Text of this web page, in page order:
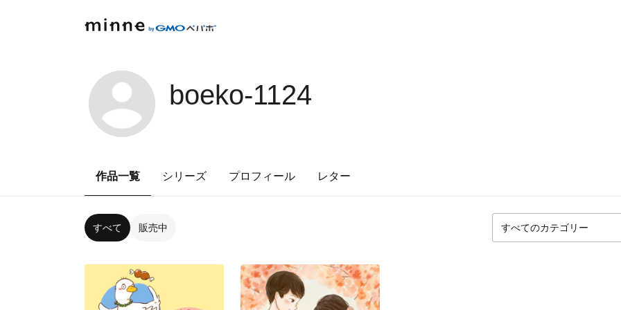
boeko-1124
作品一覧 シリーズ プロフィール レター
すべて 販売中